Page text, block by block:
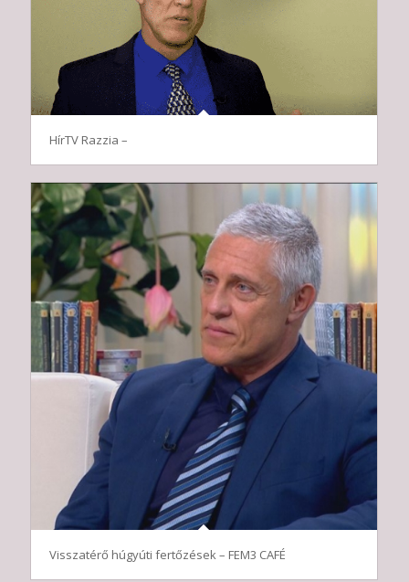
HírTV Razzia –
Visszatérő húgyúti fertőzések – FEM3 CAFÉ